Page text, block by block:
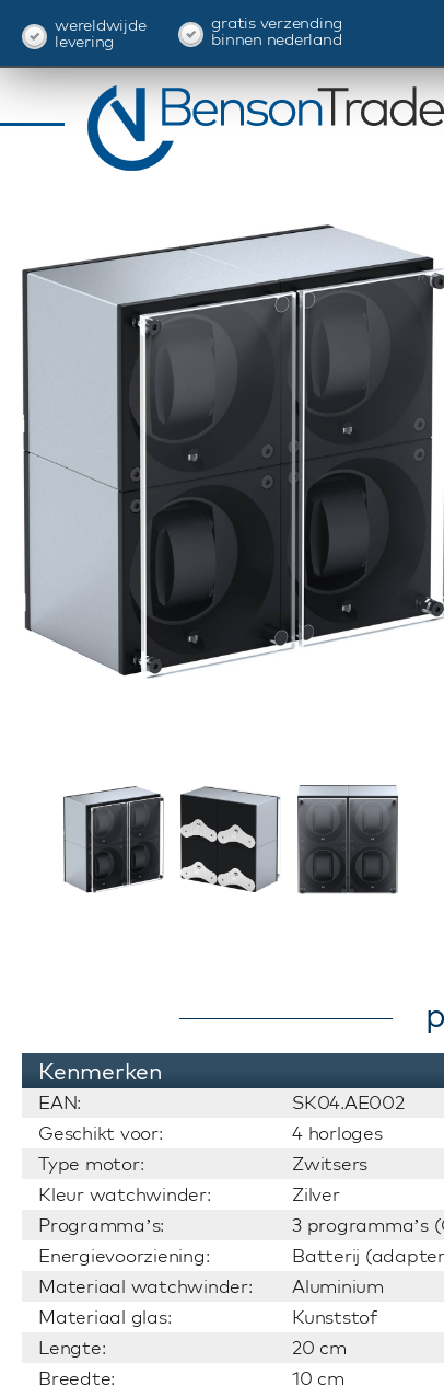
wereldwijde
levering
gratis verzending
binnen nederland
Kenmerken
EAN:
SK04.AE002
Geschikt voor:
4 horloges
Type motor:
Zwitsers
Kleur watchwinder:
Zilver
Programma’s:
3 programma’s
Energievoorziening:
Batterij
Materiaal watchwinder:
Aluminium
Materiaal glas:
Kunststof
Lengte:
20 cm
Breedte:
10 cm